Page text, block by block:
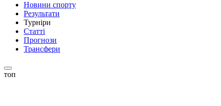
Новини спорту
Результати
Турніри
Статті
Прогнози
Трансфери
топ